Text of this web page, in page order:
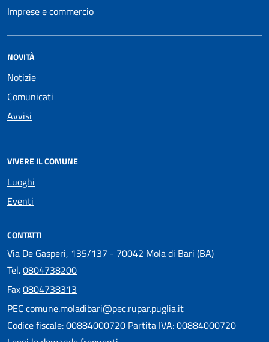
Imprese e commercio
NOVITÀ
Notizie
Comunicati
Avvisi
VIVERE IL COMUNE
Luoghi
Eventi
CONTATTI
Via De Gasperi, 135/137 - 70042 Mola di Bari (BA)
Tel.0804738200
Fax0804738313
PEC comune.moladibari@pec.rupar.puglia.it
Codice fiscale: 00884000720 Partita IVA: 00884000720